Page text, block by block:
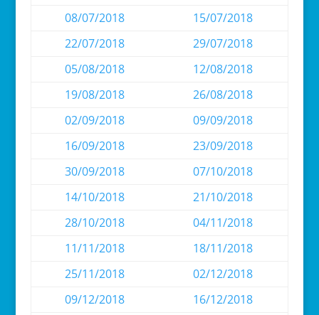
08/07/2018
15/07/2018
22/07/2018
29/07/2018
05/08/2018
12/08/2018
19/08/2018
26/08/2018
02/09/2018
09/09/2018
16/09/2018
23/09/2018
30/09/2018
07/10/2018
14/10/2018
21/10/2018
28/10/2018
04/11/2018
11/11/2018
18/11/2018
25/11/2018
02/12/2018
09/12/2018
16/12/2018